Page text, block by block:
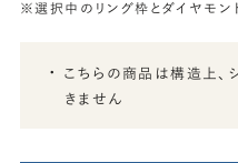
※選択中のリング枠とダイヤモ
こちらの商品は構造上、
きません